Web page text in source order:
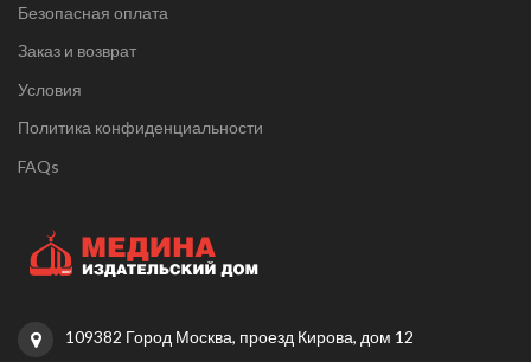
Безопасная оплата
Заказ и возврат
Условия
Политика конфиденциальности
FAQs
109382 Город Москва, проезд Кирова, дом 12